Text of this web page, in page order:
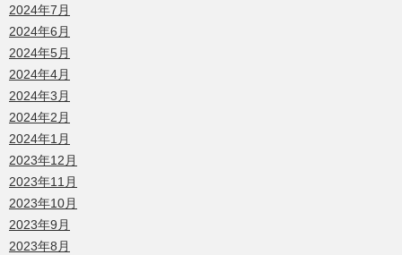
2024年7月
2024年6月
2024年5月
2024年4月
2024年3月
2024年2月
2024年1月
2023年12月
2023年11月
2023年10月
2023年9月
2023年8月